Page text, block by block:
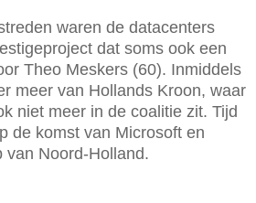
waren de datacenters
dat soms ook een
Theo Meskers (60). Inmiddels
meer van Hollands Kroon, waar
niet meer in de coalitie zit. Tijd
de komst van Microsoft en
van Noord-Holland.